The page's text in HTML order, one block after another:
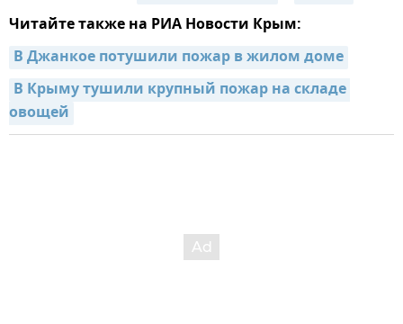
Читайте также на РИА Новости Крым:
В Джанкое потушили пожар в жилом доме
В Крыму тушили крупный пожар на складе
овощей